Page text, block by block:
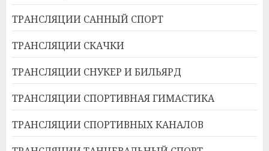
ТРАНСЛЯЦИИ САННЫЙ СПОРТ
ТРАНСЛЯЦИИ СКАЧКИ
ТРАНСЛЯЦИИ СНУКЕР И БИЛЬЯРД
ТРАНСЛЯЦИИ СПОРТИВНАЯ ГИМАСТИКА
ТРАНСЛЯЦИИ СПОРТИВНЫХ КАНАЛОВ